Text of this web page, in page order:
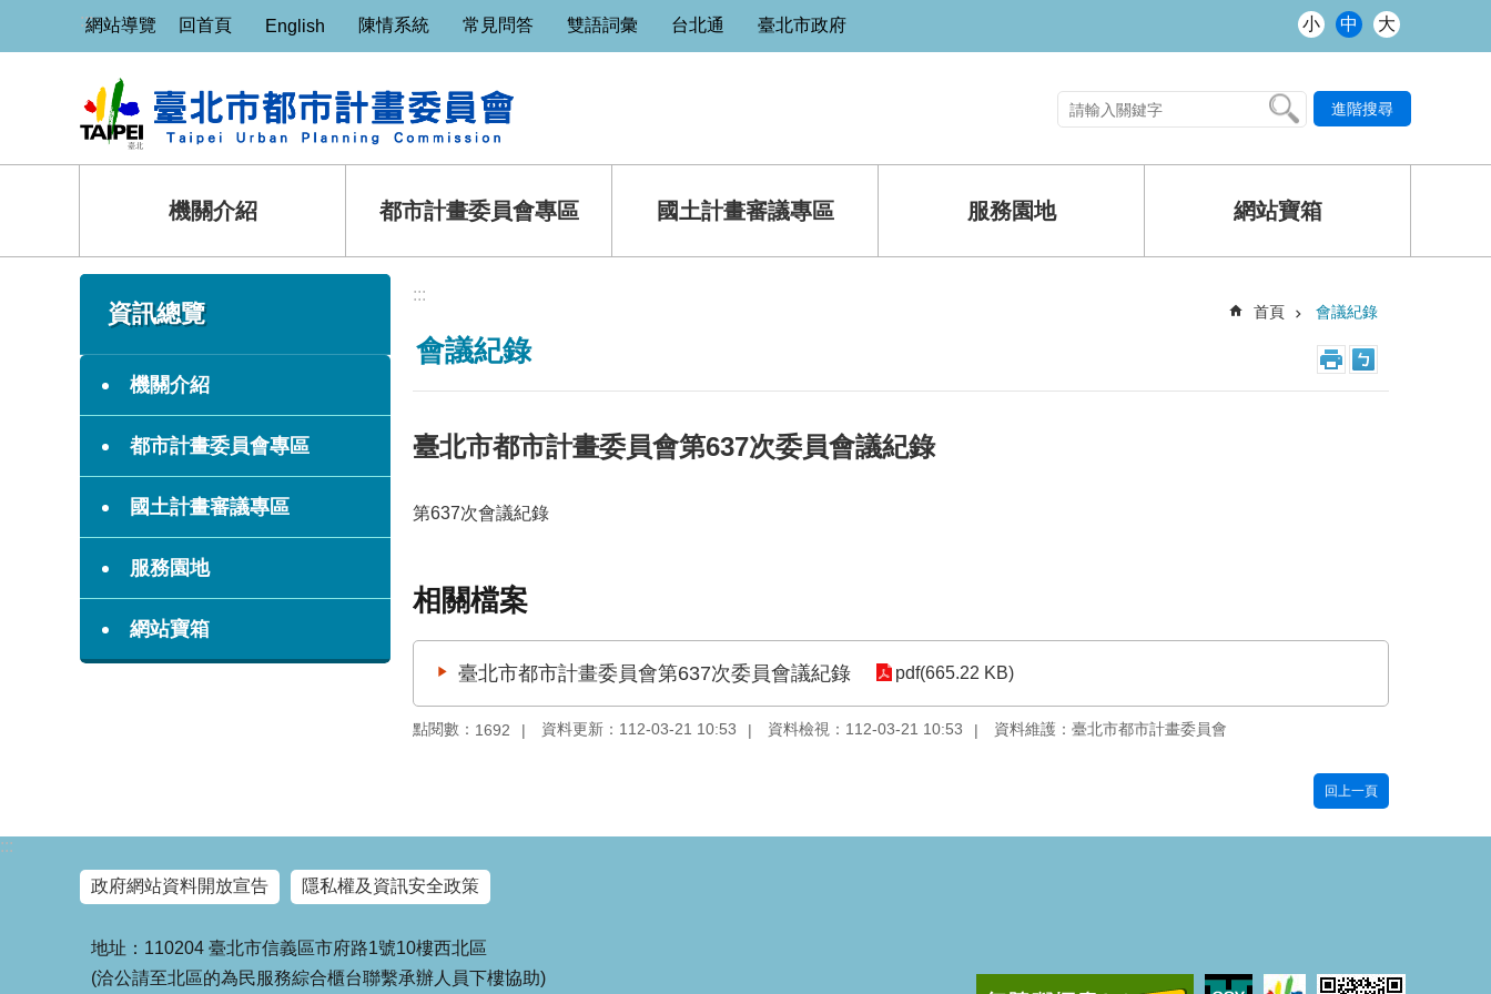
跳到主要內容區塊
:::網站導覽 回首頁 English 陳情系統 常見問答 雙語詞彙 台北通 臺北市政府 小 中 大
進階搜尋
機關介紹 都市計畫委員會專區 國土計畫審議專區 服務園地 網站寶箱
:::
資訊總覽
機關介紹
都市計畫委員會專區
國土計畫審議專區
服務園地
網站寶箱
:::
首頁 會議紀錄
會議紀錄
臺北市都市計畫委員會第637次委員會議紀錄
第637次會議紀錄
相關檔案
臺北市都市計畫委員會第637次委員會議紀錄 pdf(665.22 KB)
點閱數： 1692 資料更新：112-03-21 10:53 資料檢視：112-03-21 10:53 資料維護：臺北市都市計畫委員會
回上一頁
:::
政府網站資料開放宣告 隱私權及資訊安全政策
地址：110204 臺北市信義區市府路1號10樓西北區
(洽公請至北區的為民服務綜合櫃台聯繫承辦人員下樓協助)